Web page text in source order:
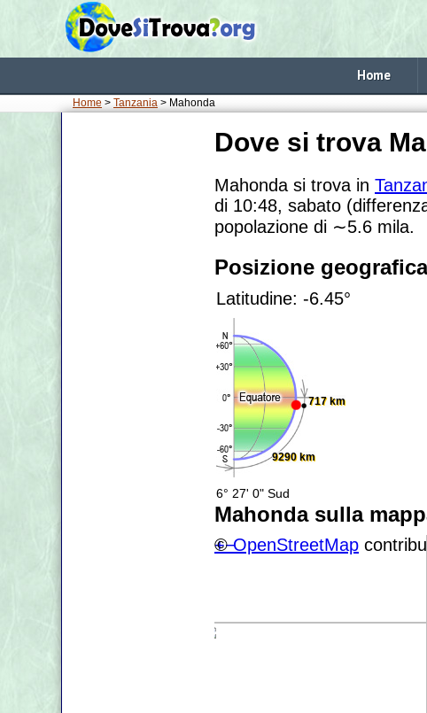
Home
Home > Tanzania > Mahonda
Dove si trova
Mahonda si trova in
di 10:48, sabato
popolazione di ∼5.6 mila.
Posizione geografica
Latitudine: -6.45°
9290 km
717 km
6° 27' 0" Sud
Mahonda sulla
+−
©OpenStreetMap